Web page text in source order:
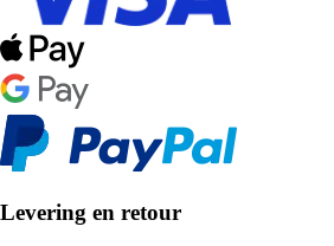
Levering en retour